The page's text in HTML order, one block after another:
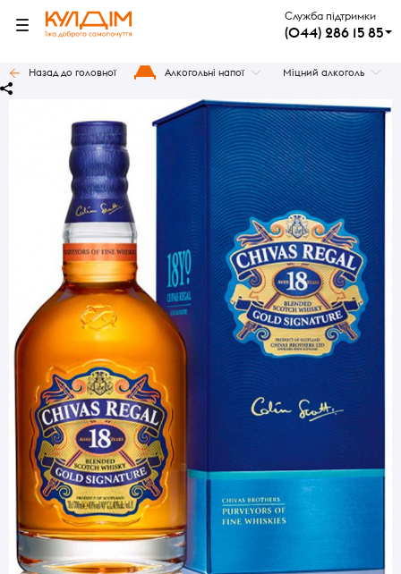
Служба підтримки
(044) 286 15 85
Назад до головної Алкогольні напої Міцний алкоголь